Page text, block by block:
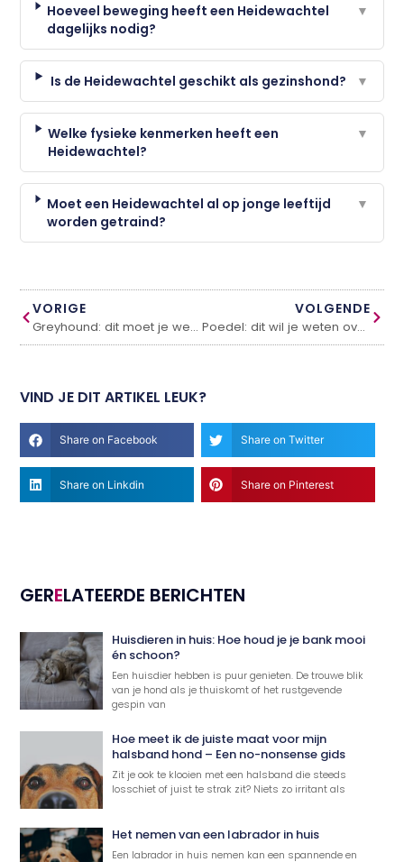
Hoeveel beweging heeft een Heidewachtel
dagelijks nodig?
▼
Is de Heidewachtel geschikt als gezinshond? ▼
Welke fysieke kenmerken heeft een
Heidewachtel?
▼
Moet een Heidewachtel al op jonge leeftijd
worden getraind?
▼
VORIGE
Greyhound: dit moet je weten over deze hond
VOLGENDE
Poedel: dit wil je weten over dit dier
VIND JE DIT ARTIKEL LEUK?
Share on Facebook Share on Twitter
Share on Linkdin Share on Pinterest
GERELATEERDE BERICHTEN
Huisdieren in huis: Hoe houd je je bank mooi
én schoon?
Een huisdier hebben is puur genieten. De trouwe blik
van je hond als je thuiskomt of het rustgevende
gespin van
Hoe meet ik de juiste maat voor mijn
halsband hond – Een no-nonsense gids
Zit je ook te klooien met een halsband die steeds
losschiet of juist te strak zit? Niets zo irritant als
Het nemen van een labrador in huis
Een labrador in huis nemen kan een spannende en